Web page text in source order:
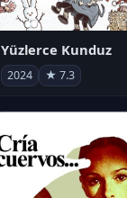
Yüzlerce Kunduz
2024 ★ 7.3